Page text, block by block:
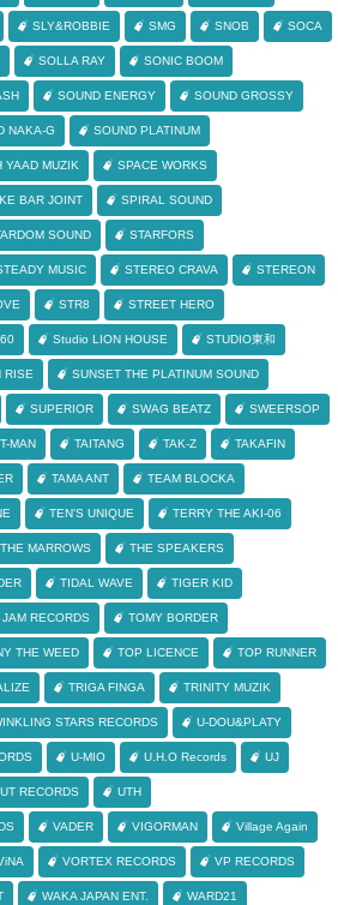
SLY&ROBBIE SMG SNOB SOCA
SOLLA RAY SONIC BOOM
SOUND ENERGY SOUND GROSSY
NAKA-G SOUND PLATINUM
YAAD MUZIK SPACE WORKS
BAR JOINT SPIRAL SOUND
SOUND STARFORS
MUSIC STEREO CRAVA STEREON
STR8 STREET HERO
Studio LION HOUSE STUDIO東和
RISE SUNSET THE PLATINUM SOUND
SUPERIOR SWAG BEATZ SWEERSOP
T-MAN TAITANG TAK-Z TAKAFIN
TAMA ANT TEAM BLOCKA
TEN'S UNIQUE TERRY THE AKI-06
THE MARROWS THE SPEAKERS
TIDAL WAVE TIGER KID
RECORDS TOMY BORDER
THE WEED TOP LICENCE TOP RUNNER
TRIGA FINGA TRINITY MUZIK
STARS RECORDS U-DOU&PLATY
U-MIO U.H.O Records UJ
RECORDS UTH
VADER VIGORMAN Village Again
VORTEX RECORDS VP RECORDS
WAKA JAPAN ENT. WARD21